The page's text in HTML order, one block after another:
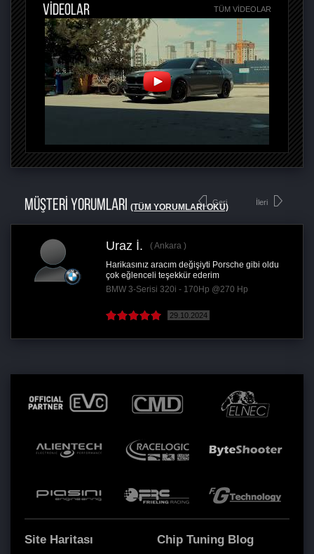
VİDEOLAR TÜM VIDEOLAR
MÜŞTERİ YORUMLARI (TÜM YORUMLARI OKU)
Geri
Uraz İ.
Ankara
Harikasınız aracım değişiyti Porsche gibi oldu
çok eğlenceli teşekkür ederim
BMW 3-Serisi 320i - 170Hp @270 Hp
29.10.2024
İleri
Site Haritası Chip Tuning Blog